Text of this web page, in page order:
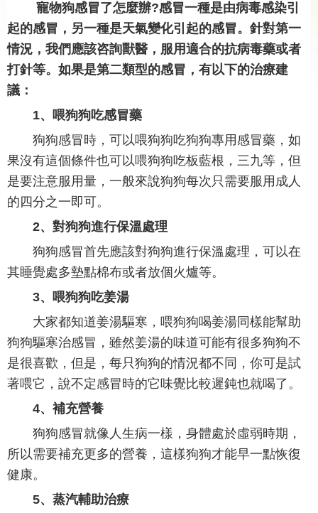
寵物狗感冒了怎麼辦?感冒一種是由病毒感染引
起的感冒，另一種是天氣變化引起的感冒。針對第一
情況，我們應該咨詢獸醫，服用適合的抗病毒藥或者
打針等。如果是第二類型的感冒，有以下的治療建
議：
1、喂狗狗吃感冒藥
狗狗感冒時，可以喂狗狗吃狗狗專用感冒藥，如
果沒有這個條件也可以喂狗狗吃板藍根，三九等，但
是要注意服用量，一般來說狗狗每次只需要服用成人
的四分之一即可。
2、對狗狗進行保溫處理
狗狗感冒首先應該對狗狗進行保溫處理，可以在
其睡覺處多墊點棉布或者放個火爐等。
3、喂狗狗吃姜湯
大家都知道姜湯驅寒，喂狗狗喝姜湯同樣能幫助
狗狗驅寒治感冒，雖然姜湯的味道可能有很多狗狗不
是很喜歡，但是，每只狗狗的情況都不同，你可是試
著喂它，說不定感冒時的它味覺比較遲鈍也就喝了。
4、補充營養
狗狗感冒就像人生病一樣，身體處於虛弱時期，
所以需要補充更多的營養，這樣狗狗才能早一點恢復
健康。
5、蒸汽輔助治療